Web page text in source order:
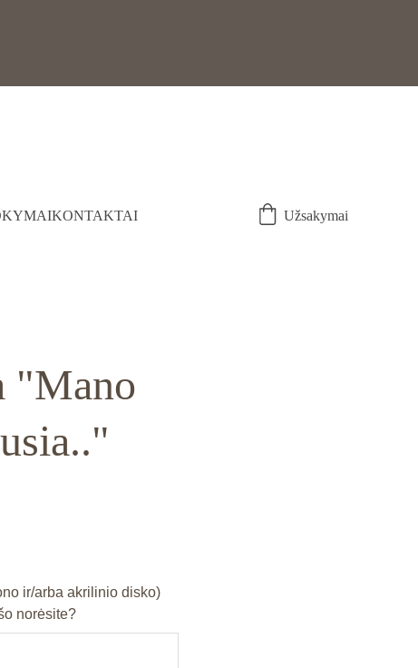
KONTAKTAI Užsakymai
"Mano
ir/arba akrilinio disko)
norėsite?